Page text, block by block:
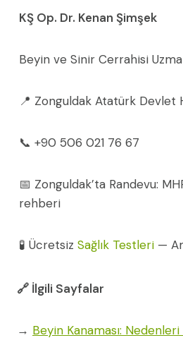
KŞ Op. Dr. Kenan Şimşek
Beyin ve Sinir Cerrahisi
📍 Zonguldak Atatürk Devlet
📞 +90 506 021 76 67
📅 Zonguldak’ta Randevu:
rehberi
🧪 Ücretsiz Sağlık Testleri —
🔗 İlgili Sayfalar
→ Beyin Kanaması: